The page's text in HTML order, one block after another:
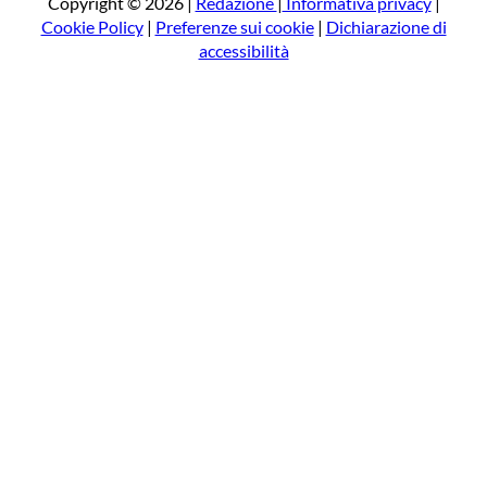
Cookie Policy| Preferenze sui cookie| Dichiarazione di
accessibilità